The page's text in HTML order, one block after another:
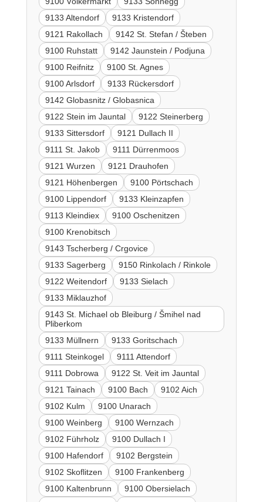
9133 Altendorf
9133 Kristendorf
9121 Rakollach
9142 St. Stefan / Šteben
9100 Ruhstatt
9142 Jaunstein / Podjuna
9100 Reifnitz
9100 St. Agnes
9100 Arlsdorf
9133 Rückersdorf
9142 Globasnitz / Globasnica
9122 Stein im Jauntal
9122 Steinerberg
9133 Sittersdorf
9121 Dullach II
9111 St. Jakob
9111 Dürrenmoos
9121 Wurzen
9121 Drauhofen
9121 Höhenbergen
9100 Pörtschach
9100 Lippendorf
9133 Kleinzapfen
9113 Kleindiex
9100 Oschenitzen
9100 Krenobitsch
9143 Tscherberg / Crgovice
9133 Sagerberg
9150 Rinkolach / Rinkole
9122 Weitendorf
9133 Sielach
9133 Miklauzhof
9143 St. Michael ob Bleiburg / Šmihel nad
Pliberkom
9133 Müllnern
9133 Goritschach
9111 Steinkogel
9111 Attendorf
9111 Dobrowa
9122 St. Veit im Jauntal
9121 Tainach
9100 Bach
9102 Aich
9102 Kulm
9100 Unarach
9100 Weinberg
9100 Wernzach
9102 Führholz
9100 Dullach I
9100 Hafendorf
9102 Bergstein
9102 Skoflitzen
9100 Frankenberg
9100 Kaltenbrunn
9100 Obersielach